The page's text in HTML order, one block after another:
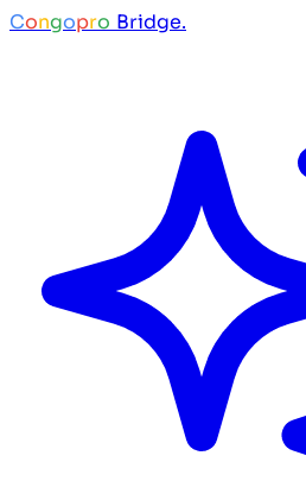
Congopro Bridge.